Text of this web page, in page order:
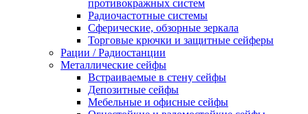
противокражных систем
Радиочастотные системы
Сферические, обзорные зеркала
Торговые крючки и защитные сейферы
Рации / Радиостанции
Металлические сейфы
Встраиваемые в стену сейфы
Депозитные сейфы
Мебельные и офисные сейфы